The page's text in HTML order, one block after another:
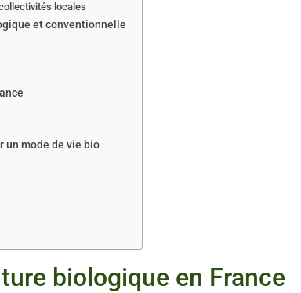
locales
et conventionnelle
un mode de vie bio
biologique en France